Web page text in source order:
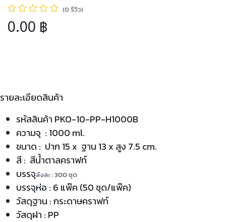
(0 รีวิว)
0.00 ฿
รายละเอียดสินค้า
รหัสสินค้า PKO-10-PP-H1000B
ความจุ : 1000 ml.
ขนาด : ปาก 15 x ฐาน 13 x สูง 7.5 cm.
สี : สีน้ำตาลคราฟท์
บรรจุลังละ : 300 ชุด
บรรจุห่อ : 6 แพ๊ค (50 ชุด/แพ๊ค)
วัสดุฐาน : กระดาษคราฟท์
วัสดุฝา : PP